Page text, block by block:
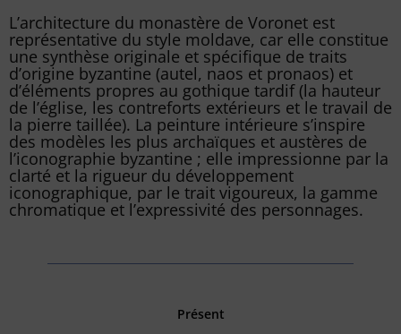
L’architecture du monastère de Voronet est
représentative du style moldave, car elle constitue
une synthèse originale et spécifique de traits
d’origine byzantine (autel, naos et pronaos) et
d’éléments propres au gothique tardif (la hauteur
de l’église, les contreforts extérieurs et le travail de
la pierre taillée). La peinture intérieure s’inspire
des modèles les plus archaïques et austères de
l’iconographie byzantine ; elle impressionne par la
clarté et la rigueur du développement
iconographique, par le trait vigoureux, la gamme
chromatique et l’expressivité des personnages.
Présent